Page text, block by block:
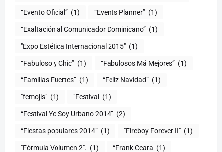
“Evento Oficial” (1) “Events Planner” (1)
“Exaltación al Comunicador Dominicano” (1)
"Expo Estética Internacional 2015" (1)
“Fabuloso y Chic” (1) “Fabulosos Má Mejores” (1)
“Familias Fuertes” (1) “Feliz Navidad” (1)
"femojis" (1) "Festival (1)
“Festival Yo Soy Urbano 2014” (2)
“Fiestas populares 2014” (1) "Fireboy Forever II" (1)
"Fórmula Volumen 2". (1) “Frank Ceara (1)